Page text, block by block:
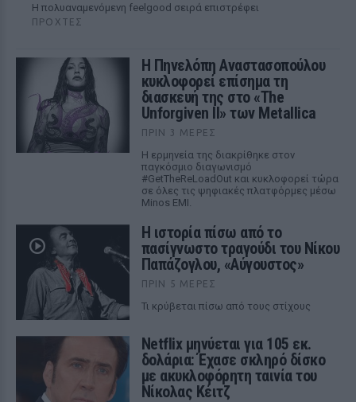
Η πολυαναμενόμενη feelgood σειρά επιστρέφει
ΠΡΟΧΤΈΣ
Η Πηνελόπη Αναστασοπούλου
κυκλοφορεί επίσημα τη
διασκευή της στο «The
Unforgiven II» των Metallica
ΠΡΙΝ 3 ΜΈΡΕΣ
Η ερμηνεία της διακρίθηκε στον
παγκόσμιο διαγωνισμό
#GetTheReLoadOut και κυκλοφορεί τώρα
σε όλες τις ψηφιακές πλατφόρμες μέσω
Minos EMI.
Η ιστορία πίσω από το
πασίγνωστο τραγούδι του Νίκου
Παπάζογλου, «Αύγουστος»
ΠΡΙΝ 5 ΜΈΡΕΣ
Τι κρύβεται πίσω από τους στίχους
Netflix μηνύεται για 105 εκ.
δολάρια: Έχασε σκληρό δίσκο
με ακυκλοφόρητη ταινία του
Νίκολας Κέιτζ